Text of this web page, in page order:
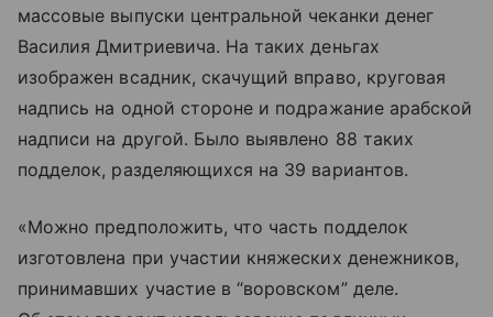
массовые выпуски центральной чеканки денег
Василия Дмитриевича. На таких деньгах
изображен всадник, скачущий вправо, круговая
надпись на одной стороне и подражание арабской
надписи на другой. Было выявлено 88 таких
подделок, разделяющихся на 39 вариантов.
«Можно предположить, что часть подделок
изготовлена при участии княжеских денежников,
принимавших участие в “воровском” деле.